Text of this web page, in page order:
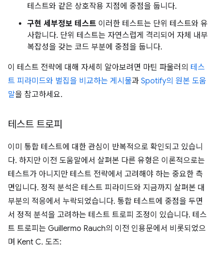
테스트와 같은 상호작용 지점에 중점을 둡니다.
구현 세부정보 테스트 이러한 테스트는 단위 테스트와 유
사합니다. 단위 테스트는 자연스럽게 격리되어 자체 내부
복잡성을 갖는 코드 부분에 중점을 둡니다.
이 테스트 전략에 대해 자세히 알아보려면 마틴 파울러의 테스
트 피라미드와 벌집을 비교하는 게시물과 Spotify의 원본 도움
말을 참고하세요.
테스트 트로피
이미 통합 테스트에 대한 관심이 반복적으로 확인되고 있습니
다. 하지만 이전 도움말에서 살펴본 다른 유형은 이론적으로는
테스트가 아니지만 테스트 전략에서 고려해야 하는 중요한 측
면입니다. 정적 분석은 테스트 피라미드와 지금까지 살펴본 대
부분의 적응에서 누락되었습니다. 통합 테스트에 중점을 두면
서 정적 분석을 고려하는 테스트 트로피 조정이 있습니다. 테스
트 트로피는 Guillermo Rauch의 이전 인용문에서 비롯되었으
며 Kent C. 도즈: